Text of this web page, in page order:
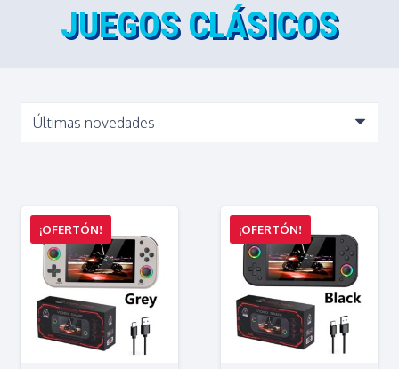
JUEGOS CLÁSICOS
¡OFERTÓN! ¡OFERTÓN!